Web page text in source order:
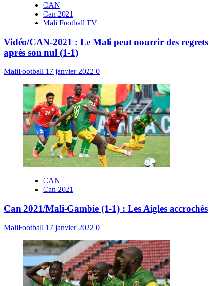
CAN
Can 2021
Mali Football TV
Vidéo/CAN-2021 : Le Mali peut nourrir des regrets
après son nul (1-1)
MaliFootball 17 janvier 2022 0
CAN
Can 2021
Can 2021/Mali-Gambie (1-1) : Les Aigles accrochés
MaliFootball 17 janvier 2022 0